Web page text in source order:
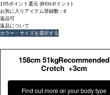
105ポイント還元 (BIGIポイント)
お気に入りアイテム登録数： 8
返品可
返品について
カラー・サイズを選択する
158cm 51kgRecommended
Crotch +3cm
Find out more on your body type